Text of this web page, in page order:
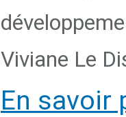
Viviane Le
En savoir